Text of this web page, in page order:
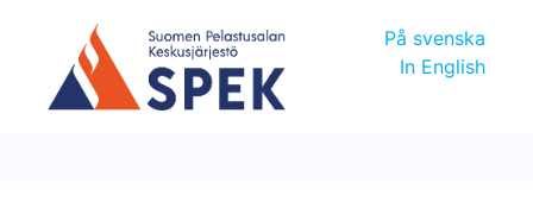
På svenska
In English